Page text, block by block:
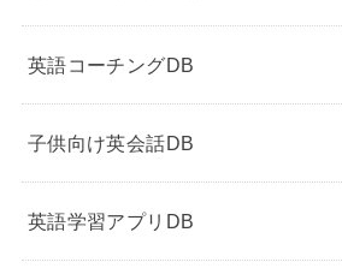
英語コーチングDB
子供向け英会話DB
英語学習アプリDB